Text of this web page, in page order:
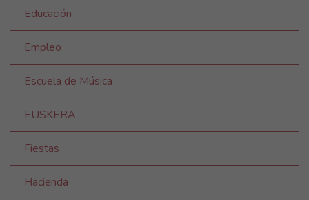
Educación
Empleo
Escuela de Música
EUSKERA
Fiestas
Hacienda